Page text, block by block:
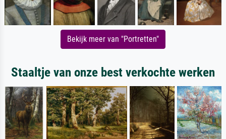
Bekijk meer van "Portretten"
Staaltje van onze best verkochte werken